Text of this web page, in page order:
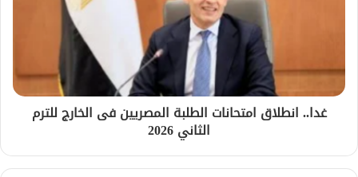
غدا.. انطلاق امتحانات الطلبة المصريين فى الخارج للترم
الثاني 2026